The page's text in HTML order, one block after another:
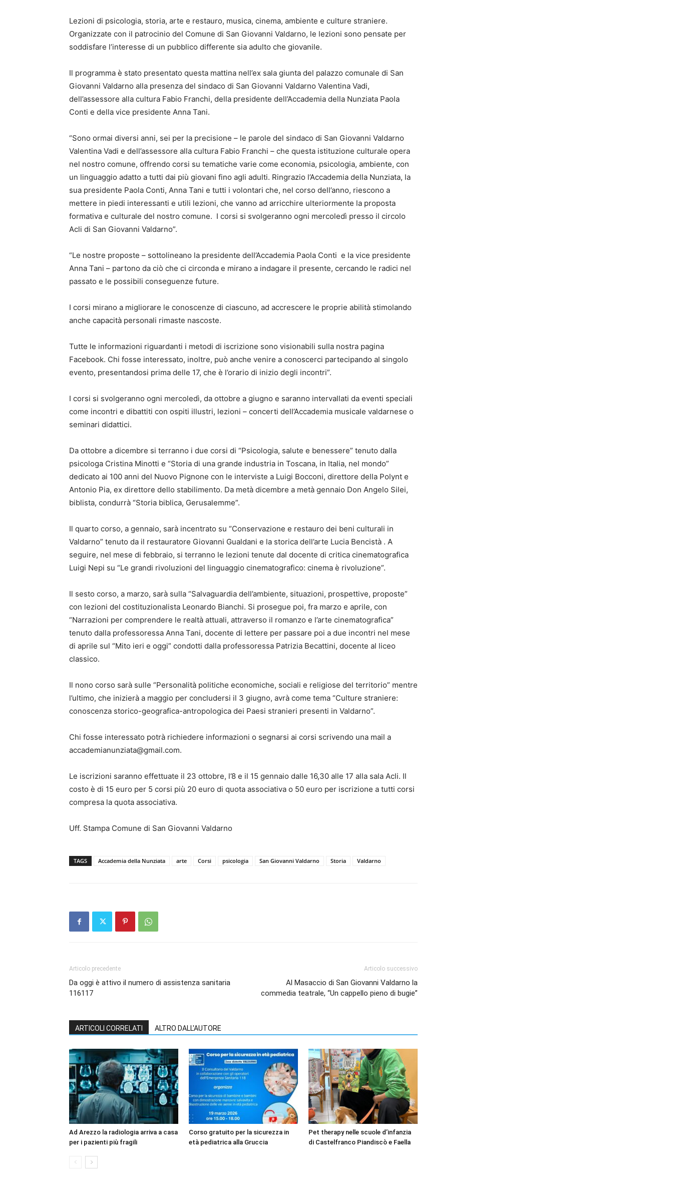
Lezioni di psicologia, storia, arte e restauro, musica, cinema, ambiente e culture straniere.
Organizzate con il patrocinio del Comune di San Giovanni Valdarno, le lezioni sono pensate per
soddisfare l’interesse di un pubblico differente sia adulto che giovanile.
Il programma è stato presentato questa mattina nell’ex sala giunta del palazzo comunale di San
Giovanni Valdarno alla presenza del sindaco di San Giovanni Valdarno Valentina Vadi,
dell’assessore alla cultura Fabio Franchi, della presidente dell’Accademia della Nunziata Paola
Conti e della vice presidente Anna Tani.
“Sono ormai diversi anni, sei per la precisione – le parole del sindaco di San Giovanni Valdarno
Valentina Vadi e dell’assessore alla cultura Fabio Franchi – che questa istituzione culturale opera
nel nostro comune, offrendo corsi su tematiche varie come economia, psicologia, ambiente, con
un linguaggio adatto a tutti dai più giovani fino agli adulti. Ringrazio l’Accademia della Nunziata, la
sua presidente Paola Conti, Anna Tani e tutti i volontari che, nel corso dell’anno, riescono a
mettere in piedi interessanti e utili lezioni, che vanno ad arricchire ulteriormente la proposta
formativa e culturale del nostro comune. I corsi si svolgeranno ogni mercoledì presso il circolo
Acli di San Giovanni Valdarno”.
“Le nostre proposte – sottolineano la presidente dell’Accademia Paola Conti e la vice presidente
Anna Tani – partono da ciò che ci circonda e mirano a indagare il presente, cercando le radici nel
passato e le possibili conseguenze future.
I corsi mirano a migliorare le conoscenze di ciascuno, ad accrescere le proprie abilità stimolando
anche capacità personali rimaste nascoste.
Tutte le informazioni riguardanti i metodi di iscrizione sono visionabili sulla nostra pagina
Facebook. Chi fosse interessato, inoltre, può anche venire a conoscerci partecipando al singolo
evento, presentandosi prima delle 17, che è l’orario di inizio degli incontri”.
I corsi si svolgeranno ogni mercoledì, da ottobre a giugno e saranno intervallati da eventi speciali
come incontri e dibattiti con ospiti illustri, lezioni – concerti dell’Accademia musicale valdarnese o
seminari didattici.
Da ottobre a dicembre si terranno i due corsi di “Psicologia, salute e benessere” tenuto dalla
psicologa Cristina Minotti e “Storia di una grande industria in Toscana, in Italia, nel mondo”
dedicato ai 100 anni del Nuovo Pignone con le interviste a Luigi Bocconi, direttore della Polynt e
Antonio Pia, ex direttore dello stabilimento. Da metà dicembre a metà gennaio Don Angelo Silei,
biblista, condurrà “Storia biblica, Gerusalemme”.
Il quarto corso, a gennaio, sarà incentrato su “Conservazione e restauro dei beni culturali in
Valdarno” tenuto da il restauratore Giovanni Gualdani e la storica dell’arte Lucia Bencistà . A
seguire, nel mese di febbraio, si terranno le lezioni tenute dal docente di critica cinematografica
Luigi Nepi su “Le grandi rivoluzioni del linguaggio cinematografico: cinema è rivoluzione”.
Il sesto corso, a marzo, sarà sulla “Salvaguardia dell’ambiente, situazioni, prospettive, proposte”
con lezioni del costituzionalista Leonardo Bianchi. Si prosegue poi, fra marzo e aprile, con
“Narrazioni per comprendere le realtà attuali, attraverso il romanzo e l’arte cinematografica”
tenuto dalla professoressa Anna Tani, docente di lettere per passare poi a due incontri nel mese
di aprile sul “Mito ieri e oggi” condotti dalla professoressa Patrizia Becattini, docente al liceo
classico.
Il nono corso sarà sulle “Personalità politiche economiche, sociali e religiose del territorio” mentre
l’ultimo, che inizierà a maggio per concludersi il 3 giugno, avrà come tema “Culture straniere:
conoscenza storico-geografica-antropologica dei Paesi stranieri presenti in Valdarno”.
Chi fosse interessato potrà richiedere informazioni o segnarsi ai corsi scrivendo una mail a
accademianunziata@gmail.com.
Le iscrizioni saranno effettuate il 23 ottobre, l’8 e il 15 gennaio dalle 16,30 alle 17 alla sala Acli. Il
costo è di 15 euro per 5 corsi più 20 euro di quota associativa o 50 euro per iscrizione a tutti corsi
compresa la quota associativa.
Uff. Stampa Comune di San Giovanni Valdarno
TAGS Accademia della Nunziata arte Corsi psicologia San Giovanni Valdarno Storia Valdarno
Articolo precedente
Da oggi è attivo il numero di assistenza sanitaria
116117
Articolo successivo
Al Masaccio di San Giovanni Valdarno la
commedia teatrale, “Un cappello pieno di bugie”
ARTICOLI CORRELATI ALTRO DALL'AUTORE
Ad Arezzo la radiologia arriva a casa
per i pazienti più fragili
Corso gratuito per la sicurezza in
età pediatrica alla Gruccia
Pet therapy nelle scuole d’infanzia
di Castelfranco Piandiscò e Faella